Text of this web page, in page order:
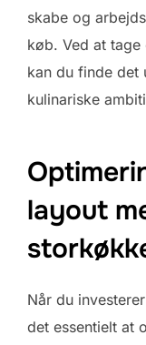
skabe og
køb. Ved at
kan du finde det
kulinariske
layout
Når du
det essentielt at